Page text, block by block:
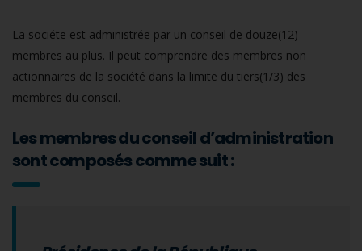
La sociéte est administrée par un conseil de douze(12)
membres au plus. Il peut comprendre des membres non
actionnaires de la société dans la limite du tiers(1/3) des
membres du conseil.
Les membres du conseil d’administration
sont composés comme suit :